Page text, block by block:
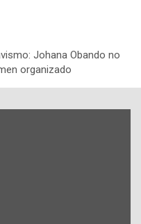
Johana Obando no
organizado